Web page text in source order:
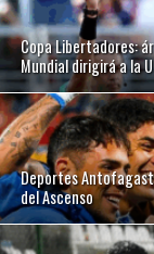
Copa Libertadores:
Mundial dirigirá a la
Deportes
del Ascenso